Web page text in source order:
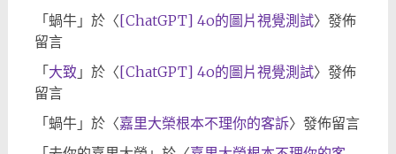
「蝸牛」於〈[ChatGPT] 4o的圖片視覺測試〉發佈
留言
「大致 」於〈[ChatGPT] 4o的圖片視覺測試〉發佈
留言
「蝸牛」於〈嘉里大榮根本不理你的客訴〉發佈留言